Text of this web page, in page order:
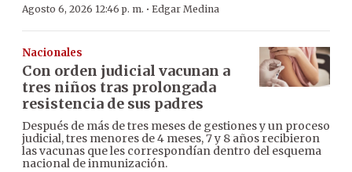
Agosto 6, 2026 12:46 p. m. · Edgar Medina
Nacionales
Con orden judicial vacunan a
tres niños tras prolongada
resistencia de sus padres
Después de más de tres meses de gestiones y un proceso
judicial, tres menores de 4 meses, 7 y 8 años recibieron
las vacunas que les correspondían dentro del esquema
nacional de inmunización.